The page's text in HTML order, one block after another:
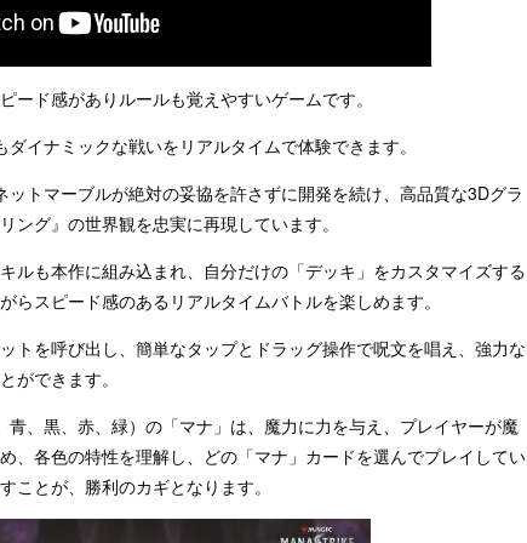
ード感がありルールも覚えやすいゲームです。
イナミックな戦いをリアルタイムで体験できます。
トマーブルが絶対の妥協を許さずに開発を続け、高品質な3Dグラ
ング』の世界観を忠実に再現しています。
ルも本作に組み込まれ、自分だけの「デッキ」をカスタマイズする
らスピード感のあるリアルタイムバトルを楽しめます。
トを呼び出し、簡単なタップとドラッグ操作で呪文を唱え、強力な
ができます。
、黒、赤、緑）の「マナ」は、魔力に力を与え、プレイヤーが魔
、各色の特性を理解し、どの「マナ」カードを選んでプレイしてい
ことが、勝利のカギとなります。